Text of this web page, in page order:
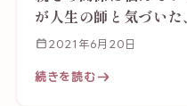
が人生の師と気づい
2021年6月20日
続きを読む